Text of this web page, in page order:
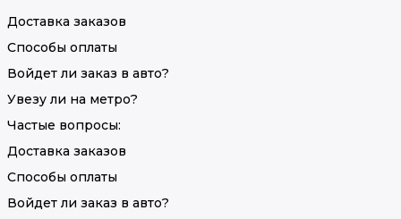
Доставка заказов
Способы оплаты
Войдет ли заказ в авто?
Увезу ли на метро?
Частые вопросы:
Доставка заказов
Способы оплаты
Войдет ли заказ в авто?